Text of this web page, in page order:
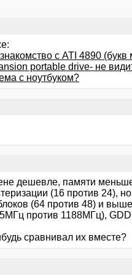
с ATI 4890 (букв
portable drive- не
с ноутбуком?
дешевле, памяти
(16 против 24),
(64 против 48) и
против 1188МГц),
сравнивал их вместе?